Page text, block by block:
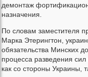
демонтаж
назначения.
По словам заместителя
Марка Этерингтон,
обязательства Минских
процесса разведения
как со стороны Украины,